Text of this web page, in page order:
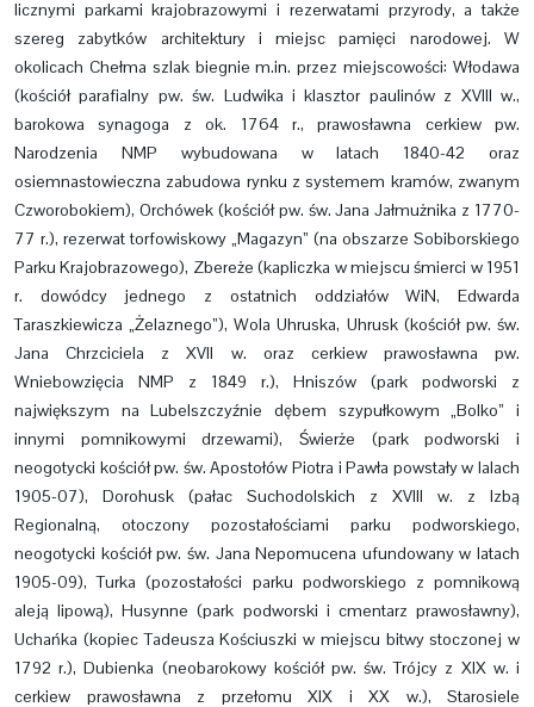
licznymi parkami krajobrazowymi i rezerwatami przyrody, a także
szereg zabytków architektury i miejsc pamięci narodowej. W
okolicach Chełma szlak biegnie m.in. przez miejscowości: Włodawa
(kościół parafialny pw. św. Ludwika i klasztor paulinów z XVIII w.,
barokowa synagoga z ok. 1764 r., prawosławna cerkiew pw.
Narodzenia NMP wybudowana w latach 1840-42 oraz
osiemnastowieczna zabudowa rynku z systemem kramów, zwanym
Czworobokiem), Orchówek (kościół pw. św. Jana Jałmużnika z 1770-
77 r.), rezerwat torfowiskowy „Magazyn” (na obszarze Sobiborskiego
Parku Krajobrazowego), Zbereże (kapliczka w miejscu śmierci w 1951
r. dowódcy jednego z ostatnich oddziałów WiN, Edwarda
Taraszkiewicza „Żelaznego”), Wola Uhruska, Uhrusk (kościół pw. św.
Jana Chrzciciela z XVII w. oraz cerkiew prawosławna pw.
Wniebowzięcia NMP z 1849 r.), Hniszów (park podworski z
największym na Lubelszczyźnie dębem szypułkowym „Bolko” i
innymi pomnikowymi drzewami), Świerże (park podworski i
neogotycki kościół pw. św. Apostołów Piotra i Pawła powstały w lalach
1905-07), Dorohusk (pałac Suchodolskich z XVIII w. z Izbą
Regionalną, otoczony pozostałościami parku podworskiego,
neogotycki kościół pw. św. Jana Nepomucena ufundowany w latach
1905-09), Turka (pozostałości parku podworskiego z pomnikową
aleją lipową), Husynne (park podworski i cmentarz prawosławny),
Uchańka (kopiec Tadeusza Kościuszki w miejscu bitwy stoczonej w
1792 r.), Dubienka (neobarokowy kościół pw. św. Trójcy z XIX w. i
cerkiew prawosławna z przełomu XIX i XX w.), Starosiele